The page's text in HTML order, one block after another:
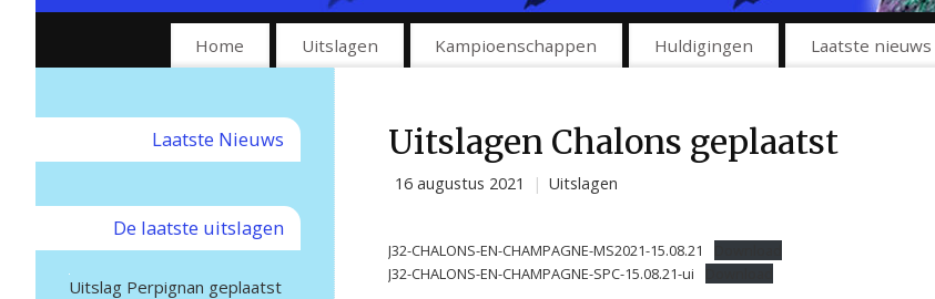
Home Uitslagen Kampioenschappen Huldigingen Laatste nieuws
Uitslagen Chalons geplaatst
16 augustus 2021 | Uitslagen
J32-CHALONS-EN-CHAMPAGNE-MS2021-15.08.21
J32-CHALONS-EN-CHAMPAGNE-SPC-15.08.21-ui
Laatste Nieuws
De laatste uitslagen
Uitslag Perpignan geplaatst